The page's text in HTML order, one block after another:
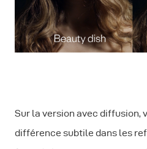
Sur la version avec diffusion,
différence subtile dans les